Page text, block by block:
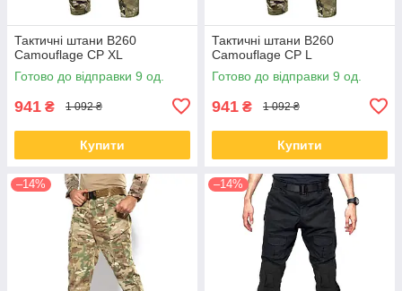
Тактичні штани B260
Camouflage CP XL
Готово до відправки 9 од.
941 ₴ 1 092 ₴
Купити
Тактичні штани B260
Camouflage CP L
Готово до відправки 9 од.
941 ₴ 1 092 ₴
Купити
–14% –14%